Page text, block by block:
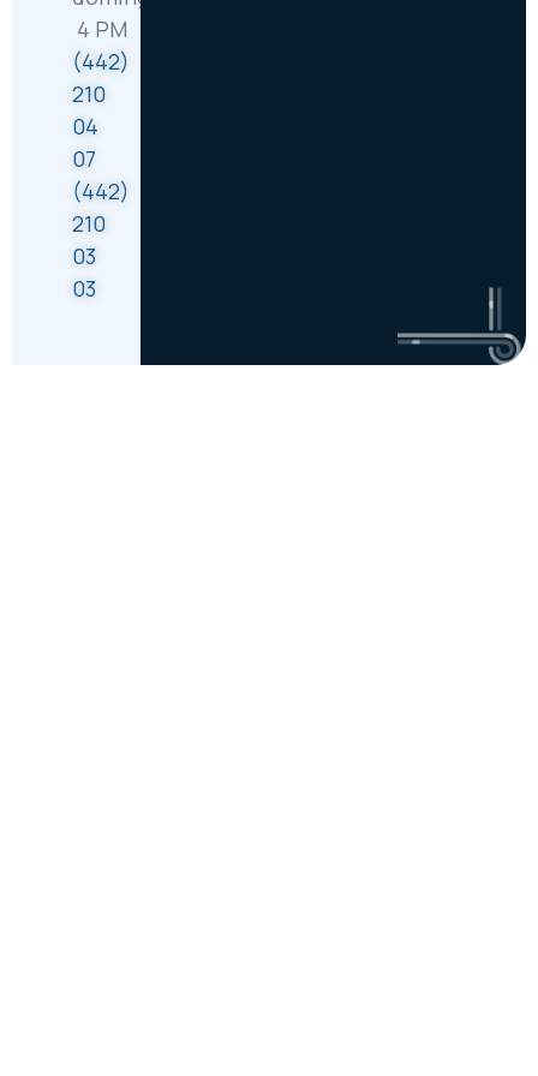
4 PM
(442)
210
04
07
(442)
210
03
03